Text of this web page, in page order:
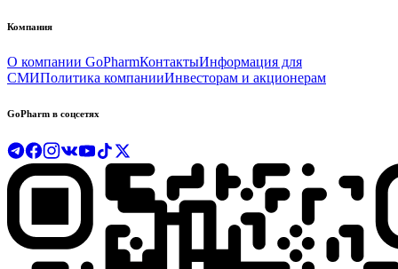
Компания
О компании GoPharmКонтактыИнформация для
СМИПолитика компанииИнвесторам и акционерам
GoPharm в соцсетях